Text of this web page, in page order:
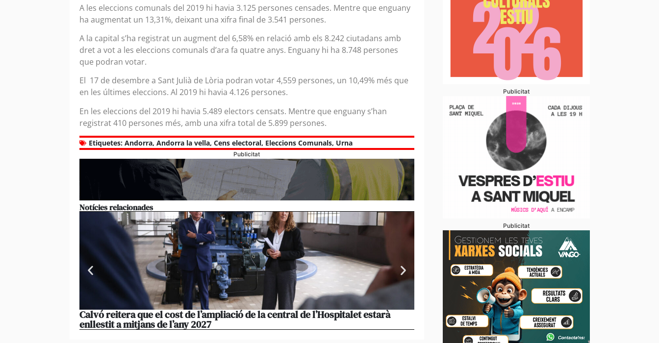
A les eleccions comunals del 2019 hi havia 3.125 persones censades. Mentre que enguany
ha augmentat un 13,31%, deixant una xifra final de 3.541 persones.
A la capital s’ha registrat un augment del 6,58% en relació amb els 8.242 ciutadans amb
dret a vot a les eleccions comunals d’ara fa quatre anys. Enguany hi ha 8.748 persones
que podran votar.
El 17 de desembre a Sant Julià de Lòria podran votar 4,559 persones, un 10,49% més que
en les últimes eleccions. Al 2019 hi havia 4.126 persones.
En les eleccions del 2019 hi havia 5.489 electors censats. Mentre que enguany s’han
registrat 410 persones més, amb una xifra total de 5.899 persones.
Etiquetes: Andorra, Andorra la vella, Cens electoral, Eleccions Comunals, Urna
Publicitat
Notícies relacionades
Calvó reitera que el cost de l’ampliació de la central de l’Hospitalet estarà
enllestit a mitjans de l’any 2027
Portugal veu marge per ampliar el comerç amb el
missions empresarials
Publicitat
Publicitat